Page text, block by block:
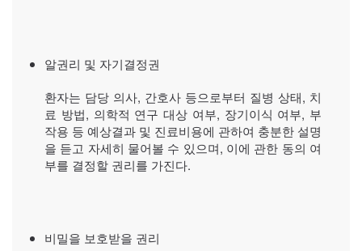
알권리 및 자기결정권
환자는 담당 의사, 간호사 등으로부터 질병 상태, 치
료 방법, 의학적 연구 대상 여부, 장기이식 여부, 부
작용 등 예상결과 및 진료비용에 관하여 충분한 설명
을 듣고 자세히 물어볼 수 있으며, 이에 관한 동의 여
부를 결정할 권리를 가진다.
비밀을 보호받을 권리